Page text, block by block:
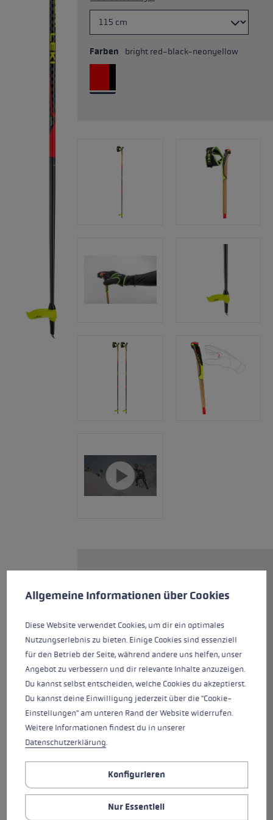
Farben bright red-black-neonyellow
Der Mezza Race ist ein
Skimountaineering-Stock, der
auf den Wettkampf ausgerichtet
Material macht ihn sehr leicht
und äußerst stabil. Der neue
Nordic Shark bietet exakte
Kraftübertragung im Aufstieg.
Mithilfe des Shark-Loops und
ganz einfach aus dem Griff ein-
und wieder ausklicken. Der
Contour Binding Basket greift
auf allen Untergründen
zuverlässig - das Aushebeln der
Allgemeine Informationen über Cookies
Diese Website verwendet Cookies, um dir ein optimales
Nutzungserlebnis zu bieten. Einige Cookies sind essenziell
für den Betrieb der Seite, während andere uns helfen, unser
Angebot zu verbessern und dir relevante Inhalte anzuzeigen.
Du kannst selbst entscheiden, welche Cookies du akzeptierst.
Du kannst deine Einwilligung jederzeit über die "Cookie-
Einstellungen" am unteren Rand der Website widerrufen.
Weitere Informationen findest du in unserer
Datenschutzerklärung.
Konfigurieren
Nur Essentiell